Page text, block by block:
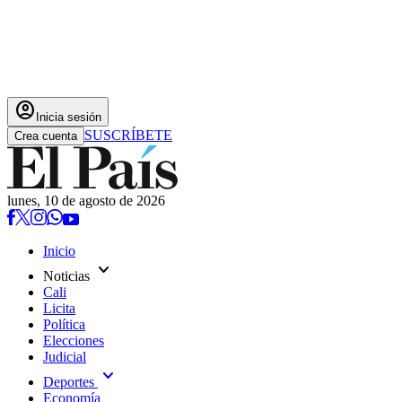
account_circle Inicia sesión
Crea cuenta SUSCRÍBETE
lunes, 10 de agosto de 2026
Inicio
Noticias expand_more
Cali
Licita
Política
Elecciones
Judicial
Deportes expand_more
Economía